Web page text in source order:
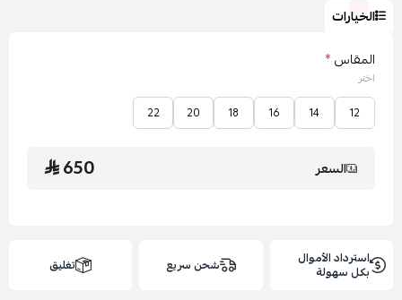
الخيارات
المقاس*
اختر
12
14
16
18
20
22
السعر 650
استرداد الأموال
بكل سهولة شحن سريع تغليق